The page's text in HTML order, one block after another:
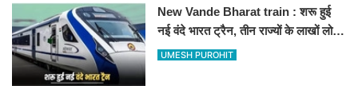
New Vande Bharat train : शरू हुई
नई वंदे भारत ट्रैन, तीन राज्यों के लाखों लोगों
का सफर होगा आसान, देखें पूरा रूटमैप
UMESH PUROHIT